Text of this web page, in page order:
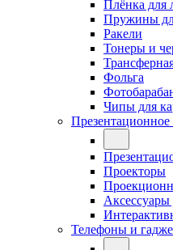
Плёнка для
Пружины
Ракели
Тонеры и
Фольга
Чипы для
Презентационное
Проекторы
Аксессуары
Телефоны и